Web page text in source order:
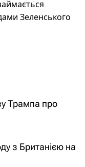
Зеленського
Трампа про
з Британією на